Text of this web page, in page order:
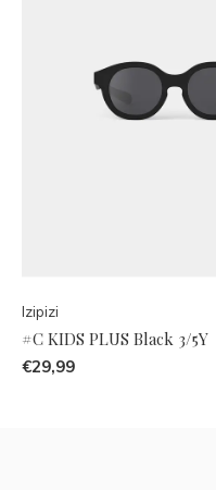
Izipizi
#C KIDS PLUS Black 3/5Y
€29,99